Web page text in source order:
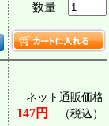
数量
ネット通販価格
147円 （税込）